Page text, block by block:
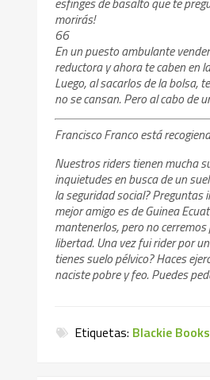
morirás!
66
En un puesto ambulante
reductora y ahora te caben en
Luego, al sacarlos de la bolsa,
no se cansan. Pero al cabo de
Francisco Franco está
Nuestros riders tienen mucha
inquietudes en busca de un
la seguridad social?
mejor amigo es de Guinea
mantenerlos, pero no
libertad. Una vez fui rider por
tienes suelo pélvico? Haces
naciste pobre y feo. Puedes
Etiquetas: Blackie Books